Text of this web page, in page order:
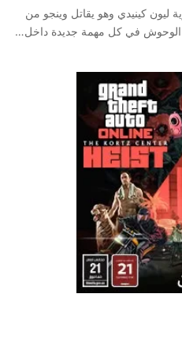
ليون كينيدي وهو يقاتل وينجو من
الوحوش في كل مهمة جديدة داخل…